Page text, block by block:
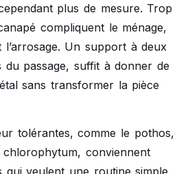
plus de mesure. Trop
compliquent le ménage,
l’arrosage. Un support à deux
du passage, suffit à donner de
sans transformer la pièce
tolérantes, comme le pothos,
conviennent